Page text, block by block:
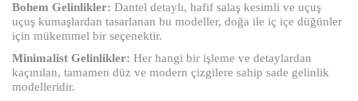
Bohem Gelinlikler: Dantel detaylı, hafif salaş kesimli ve uçuş
uçuş kumaşlardan tasarlanan bu modeller, doğa ile iç içe düğünler
için mükemmel bir seçenektir.
Minimalist Gelinlikler: Her hangi bir işleme ve detaylardan
kaçınılan, tamamen düz ve modern çizgilere sahip sade gelinlik
modelleridir.